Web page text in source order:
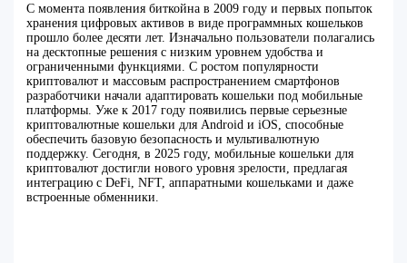
С момента появления биткойна в 2009 году и первых попыток
хранения цифровых активов в виде программных кошельков
прошло более десяти лет. Изначально пользователи полагались
на десктопные решения с низким уровнем удобства и
ограниченными функциями. С ростом популярности
криптовалют и массовым распространением смартфонов
разработчики начали адаптировать кошельки под мобильные
платформы. Уже к 2017 году появились первые серьезные
криптовалютные кошельки для Android и iOS, способные
обеспечить базовую безопасность и мультивалютную
поддержку. Сегодня, в 2025 году, мобильные кошельки для
криптовалют достигли нового уровня зрелости, предлагая
интеграцию с DeFi, NFT, аппаратными кошельками и даже
встроенные обменники.